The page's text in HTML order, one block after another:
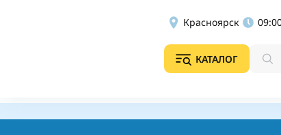
Красноярск
КАТАЛОГ